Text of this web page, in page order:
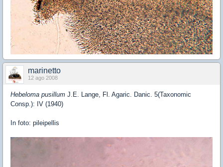
marinetto
12 ago 2008
Hebeloma pusillum J.E. Lange, Fl. Agaric. Danic. 5(Taxonomic
Consp.): IV (1940)
In foto: pileipellis